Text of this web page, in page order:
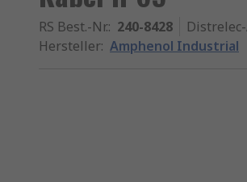
RS Best.-Nr.: 240-8428
Hersteller: Amphenol Industrial